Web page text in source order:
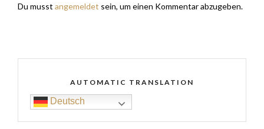
Du musst angemeldet sein, um einen Kommentar abzugeben.
AUTOMATIC TRANSLATION
Deutsch